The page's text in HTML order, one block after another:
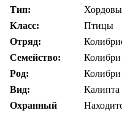
Тип:
Класс:
Птицы
Отряд:
Семейство:
Колибри
Род:
Вид:
Охранный